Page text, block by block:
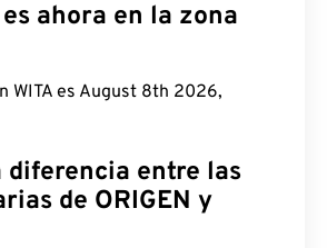
ahora en la zona
WITA es August 8th 2026,
diferencia entre las
de ORIGEN y